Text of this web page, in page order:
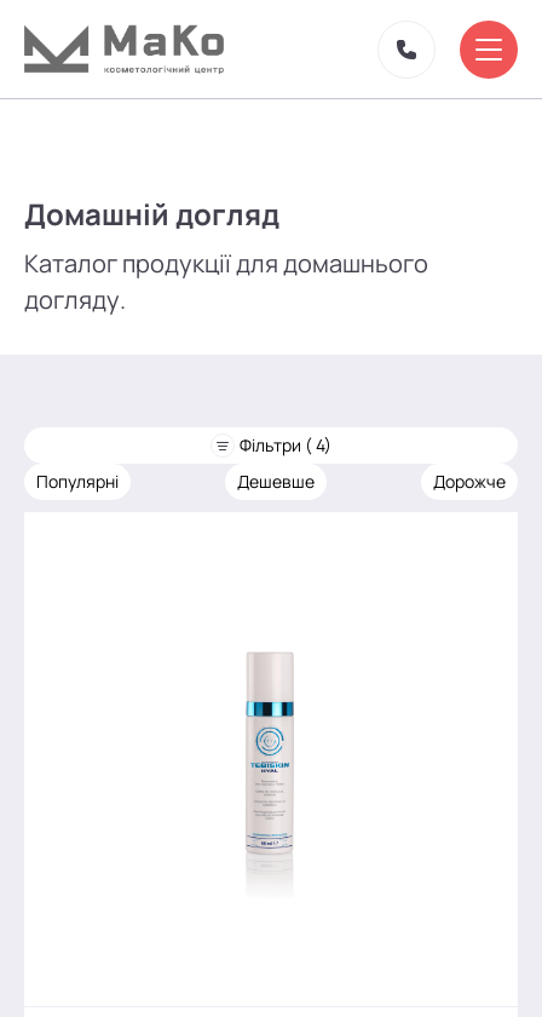
Домашній догляд
Каталог продукції для домашнього
догляду.
Фільтри ( 4)
Популярні
Дешевше Дорожче